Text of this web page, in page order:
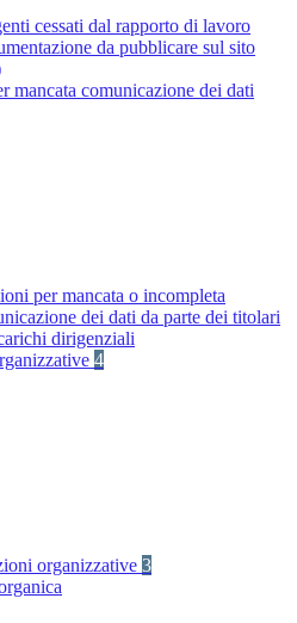
cessati dal rapporto di lavoro
da pubblicare sul sito
mancata comunicazione dei dati
per mancata o incompleta
dei dati da parte dei titolari
dirigenziali
4
organizzative 3